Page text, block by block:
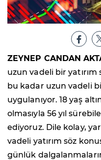
ZEYNEP CANDAN
uzun vadeli bir
bu kadar uzun vadeli
uygulanıyor. 18 yaş
olmasıyla 56 yıl
ediyoruz. Dile kolay,
vadeli yatırım söz
günlük